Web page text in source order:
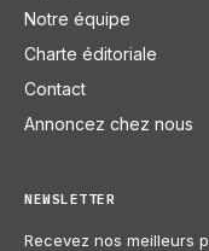
Notre équipe
Charte éditoriale
Contact
Annoncez chez nous
NEWSLETTER
Recevez nos meilleurs